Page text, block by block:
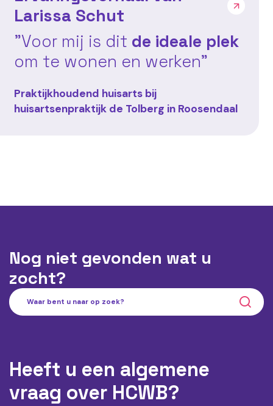
Larissa Schut
"Voor mij is dit de ideale plek
om te wonen en werken"
Praktijkhoudend huisarts bij
huisartsenpraktijk de Tolberg in Roosendaal
Nog niet gevonden wat u
zocht?
Heeft u een algemene
vraag over HCWB?